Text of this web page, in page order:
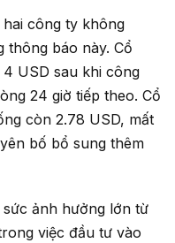
công ty không
báo này. Cổ
USD sau khi công
24 giờ tiếp theo. Cổ
còn 2.78 USD, mất
bố bổ sung thêm
ảnh hưởng lớn từ
việc đầu tư vào